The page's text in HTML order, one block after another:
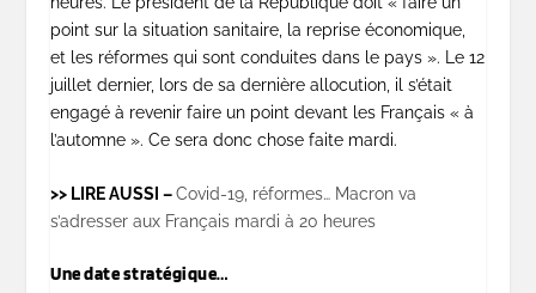
point sur la situation sanitaire, la reprise économique,
et les réformes qui sont conduites dans le pays ». Le 12
juillet dernier, lors de sa dernière allocution, il s’était
engagé à revenir faire un point devant les Français « à
l’automne ». Ce sera donc chose faite mardi.
>> LIRE AUSSI –Covid-19, réformes… Macron va
s’adresser aux Français mardi à 20 heures
Une date stratégique…